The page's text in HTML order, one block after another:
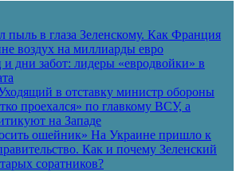
пыль в глаза Зеленскому. Как Франция
воздух на миллиарды евро
дни забот: лидеры «евродвойки» в
в отставку министр обороны
проехался» по главкому ВСУ, а
на Западе
ошейник» На Украине пришло к
Как и почему Зеленский
соратников?